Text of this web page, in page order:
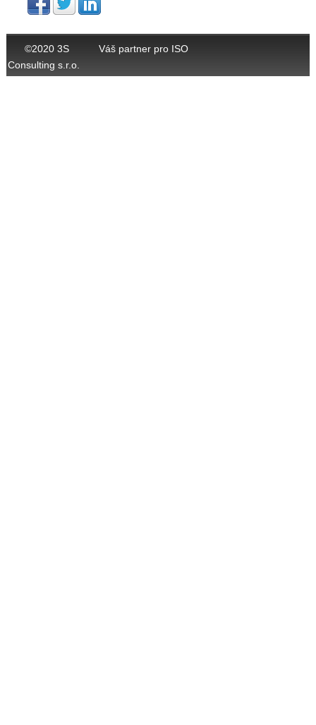
©2020 3S
Consulting s.r.o.
Váš partner pro ISO